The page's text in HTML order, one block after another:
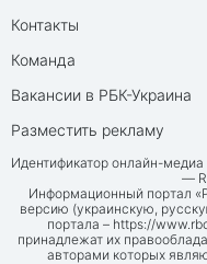
Контакты
Команда
Вакансии в РБК-Украина
Разместить рекламу
Идентификатор онлайн-
—
Информационный портал
версию (украинскую,
портала – https://
принадлежат их
авторами которых